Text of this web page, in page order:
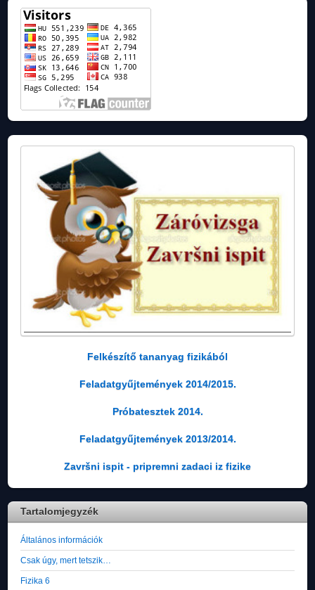
Felkészítő tananyag fizikából
Feladatgyűjtemények 2014/2015.
Próbatesztek 2014.
Feladatgyűjtemények 2013/2014.
Završni ispit - pripremni zadaci iz fizike
Tartalomjegyzék
Általános információk
Csak úgy, mert tetszik…
Fizika 6